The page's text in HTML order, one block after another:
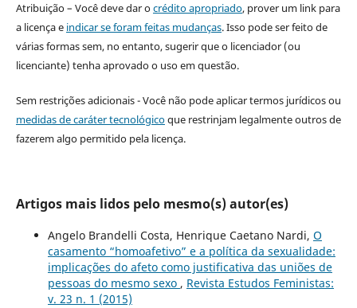
Atribuição – Você deve dar ocrédito apropriado, prover um link para
a licença e indicar se foram feitas mudanças. Isso pode ser feito de
várias formas sem, no entanto, sugerir que o licenciador (ou
licenciante) tenha aprovado o uso em questão.
Sem restrições adicionais - Você não pode aplicar termos jurídicos ou
medidas de caráter tecnológicoque restrinjam legalmente outros de
fazerem algo permitido pela licença.
Artigos mais lidos pelo mesmo(s) autor(es)
Angelo Brandelli Costa, Henrique Caetano Nardi, O
casamento “homoafetivo” e a política da sexualidade:
implicações do afeto como justificativa das uniões de
pessoas do mesmo sexo , Revista Estudos Feministas:
v. 23 n. 1 (2015)